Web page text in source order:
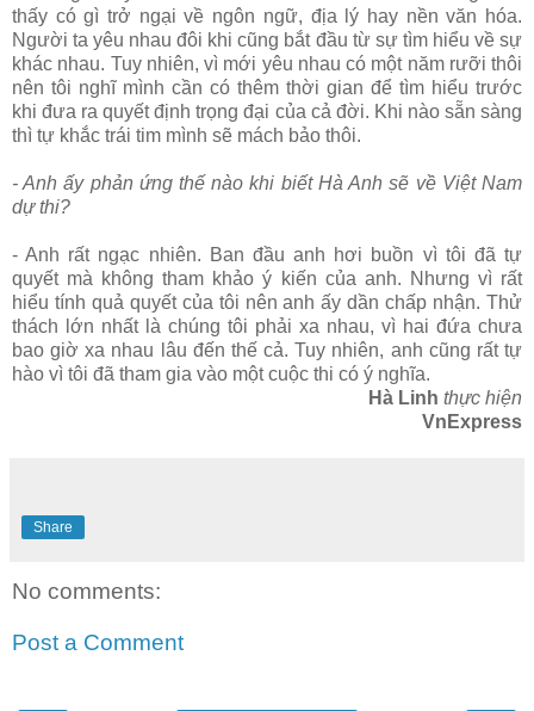
thấy có gì trở ngại về ngôn ngữ, địa lý hay nền văn hóa.
Người ta yêu nhau đôi khi cũng bắt đầu từ sự tìm hiểu về sự
khác nhau. Tuy nhiên, vì mới yêu nhau có một năm rưỡi thôi
nên tôi nghĩ mình cần có thêm thời gian để tìm hiểu trước
khi đưa ra quyết định trọng đại của cả đời. Khi nào sẵn sàng
thì tự khắc trái tim mình sẽ mách bảo thôi.
- Anh ấy phản ứng thế nào khi biết Hà Anh sẽ về Việt Nam
dự thi?
- Anh rất ngạc nhiên. Ban đầu anh hơi buồn vì tôi đã tự
quyết mà không tham khảo ý kiến của anh. Nhưng vì rất
hiểu tính quả quyết của tôi nên anh ấy dần chấp nhận. Thử
thách lớn nhất là chúng tôi phải xa nhau, vì hai đứa chưa
bao giờ xa nhau lâu đến thế cả. Tuy nhiên, anh cũng rất tự
hào vì tôi đã tham gia vào một cuộc thi có ý nghĩa.
Hà Linh thực hiện
VnExpress
Share
No comments:
Post a Comment